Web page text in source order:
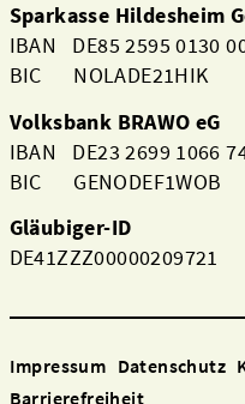
Sparkasse Hildesheim
IBAN DE85 2595 0130
BIC NOLADE21HIK
Volksbank BRAWO eG
IBAN DE23 2699 1066
BIC GENODEF1WOB
Gläubiger-ID
DE41ZZZ00000209721
Impressum Datenschutz
Barrierefreiheit